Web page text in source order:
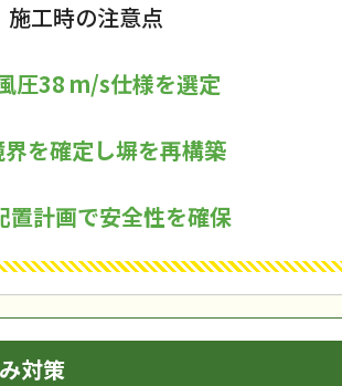
施工時の注意点
圧38 m/s仕様を選定
を確定し塀を再構築
置計画で安全性を確保
対策